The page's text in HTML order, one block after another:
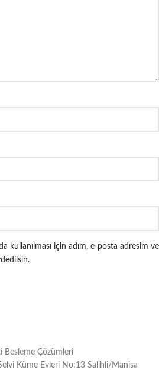
kullanılması için adım, e-posta adresim ve
Besleme Çözümleri
Küme Evleri No:13 Salihli/Manisa